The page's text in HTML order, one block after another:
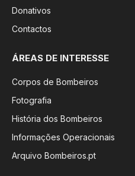
Donativos
Contactos
ÁREAS DE INTERESSE
Corpos de Bombeiros
Fotografia
História dos Bombeiros
Informações Operacionais
Arquivo Bombeiros.pt